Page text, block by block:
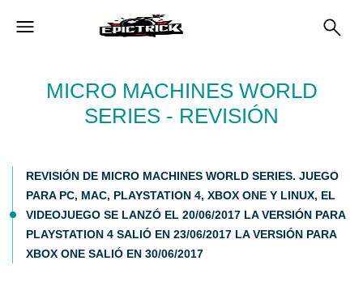
MICRO MACHINES WORLD
SERIES - REVISIÓN
REVISIÓN DE MICRO MACHINES WORLD SERIES. JUEGO
PARA PC, MAC, PLAYSTATION 4, XBOX ONE Y LINUX, EL
VIDEOJUEGO SE LANZÓ EL 20/06/2017 LA VERSIÓN PARA
PLAYSTATION 4 SALIÓ EN 23/06/2017 LA VERSIÓN PARA
XBOX ONE SALIÓ EN 30/06/2017